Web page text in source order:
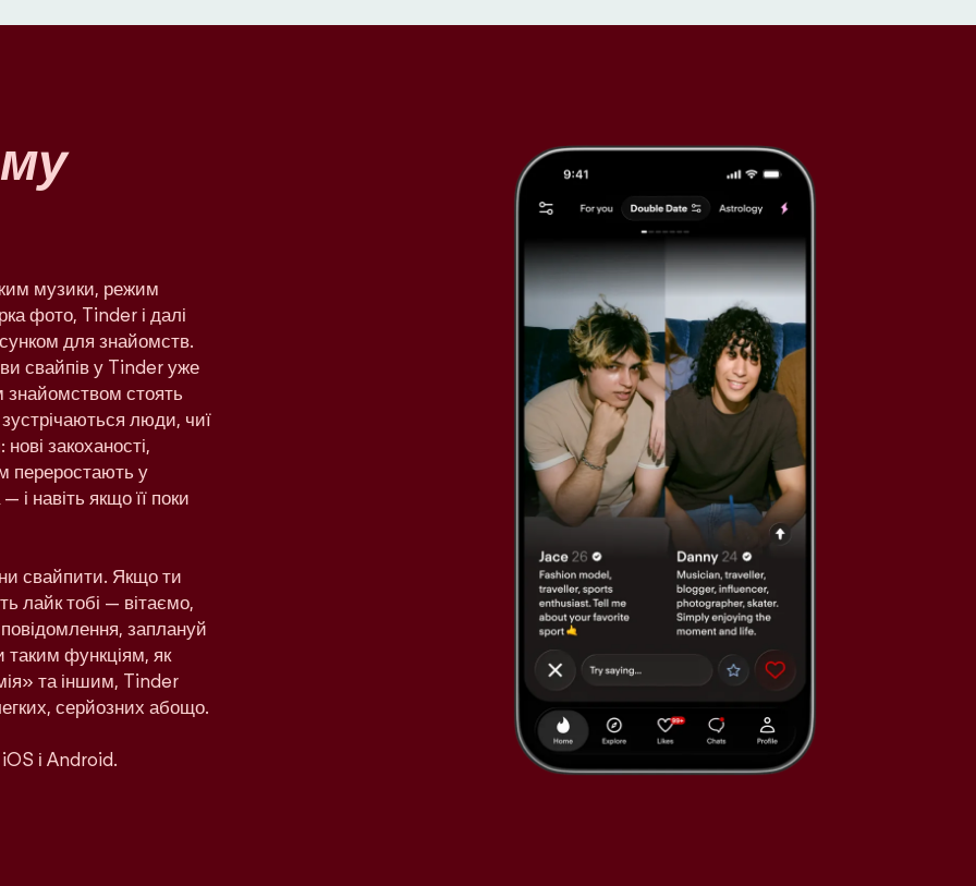
музики, режим
фото, Tinder і далі
для знайомств.
свайпів у Tinder уже
знайомством стоять
люди, чиї
закоханості,
переростають у
і навіть якщо її поки
свайпити. Якщо ти
лайк тобі — вітаємо,
заплануй
таким функціям, як
та іншим, Tinder
серйозних абощо.
і Android.